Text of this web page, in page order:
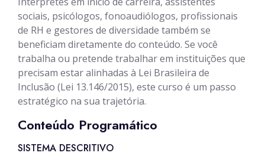
sociais, psicólogos, fonoaudiólogos, profissionais
de RH e gestores de diversidade também se
beneficiam diretamente do conteúdo. Se você
trabalha ou pretende trabalhar em instituições que
precisam estar alinhadas à Lei Brasileira de
Inclusão (Lei 13.146/2015), este curso é um passo
estratégico na sua trajetória.
Conteúdo Programático
SISTEMA DESCRITIVO